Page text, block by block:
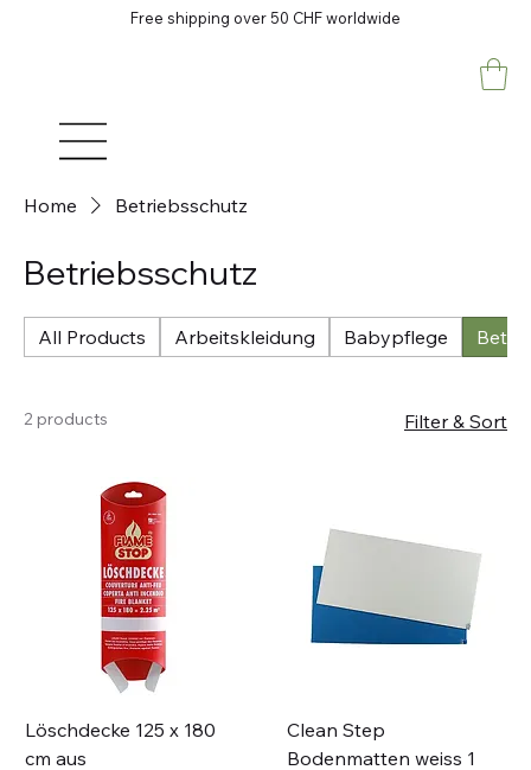
Free shipping over 50 CHF worldwide
Home Betriebsschutz
Betriebsschutz
All Products Arbeitskleidung Babypflege
2 products Filter & Sort
Löschdecke 125 x 180
cm aus
Clean Step
Bodenmatten weiss 1